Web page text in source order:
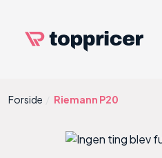
Forside Riemann P20